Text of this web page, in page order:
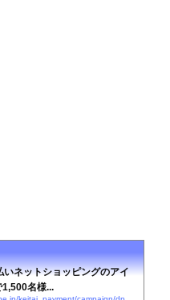
ネットショッピングのアイ
名様...